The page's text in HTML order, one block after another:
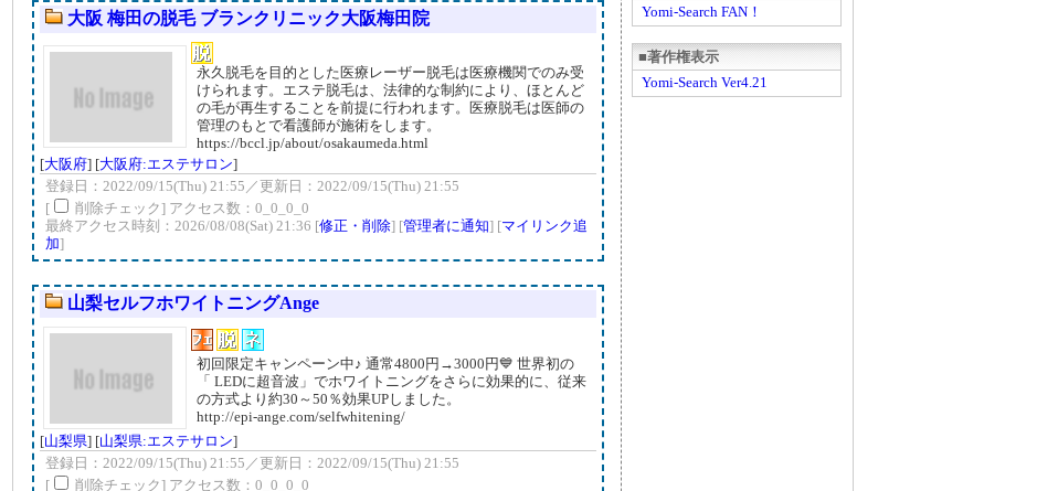
Yomi-Search FAN！
■著作権表示
Yomi-Search Ver4.21
大阪 梅田の脱毛 ブランクリニック大阪梅田院
永久脱毛を目的とした医療レーザー脱毛は医療機関でのみ受
けられます。エステ脱毛は、法律的な制約により、ほとんど
の毛が再生することを前提に行われます。医療脱毛は医師の
管理のもとで看護師が施術をします。
https://bccl.jp/about/osakaumeda.html
[大阪府] [大阪府:エステサロン]
登録日：2022/09/15(Thu) 21:55／更新日：2022/09/15(Thu) 21:55
[
削除チェック] アクセス数：0_0_0_0
最終アクセス時刻：2026/08/08(Sat) 21:36 [修正・削除] [管理者に通知] [マイリンク追
加]
山梨セルフホワイトニングAnge
初回限定キャンペーン中♪ 通常4800円→3000円💙 世界初の
「 LEDに超音波」でホワイトニングをさらに効果的に、従来
の方式より約30～50％効果UPしました。
http://epi-ange.com/selfwhitening/
[山梨県] [山梨県:エステサロン]
登録日：2022/09/15(Thu) 21:55／更新日：2022/09/15(Thu) 21:55
[
削除チェック] アクセス数：0_0_0_0